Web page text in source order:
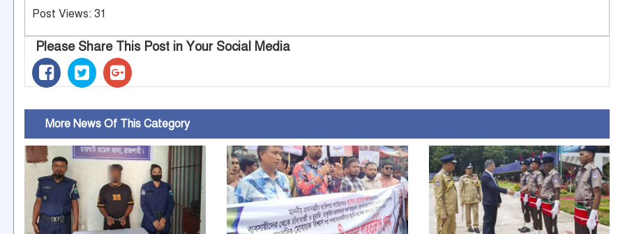
Post Views: 31
Please Share This Post in Your Social Media
More News Of This Category